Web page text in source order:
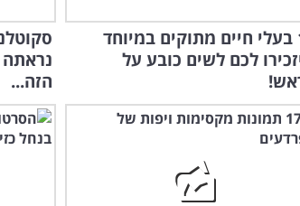
14 בעלי חיים מתוקים במיוחד
לכם לשים כובע על
נראתה
הזה...